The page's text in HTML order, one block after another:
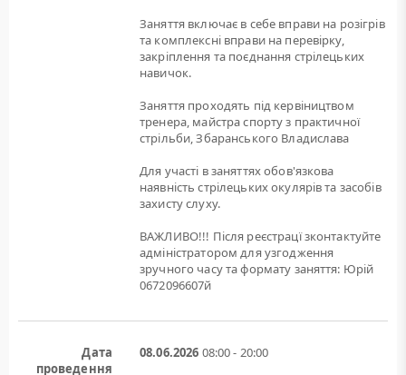
Заняття включає в себе вправи на розігрів
та комплексні вправи на перевірку,
закріплення та поєднання стрілецьких
навичок.
Заняття проходять під кервіництвом
тренера, майстра спорту з практичної
стрільби, Збаранського Владислава
Для участі в заняттях обов'язкова
наявність стрілецьких окулярів та засобів
захисту слуху.
ВАЖЛИВО!!! Після реєстрацї зконтактуйте
адміністратором для узгодження
зручного часу та формату заняття: Юрій
0672096607й
Дата
проведення
08.06.2026 08:00 - 20:00